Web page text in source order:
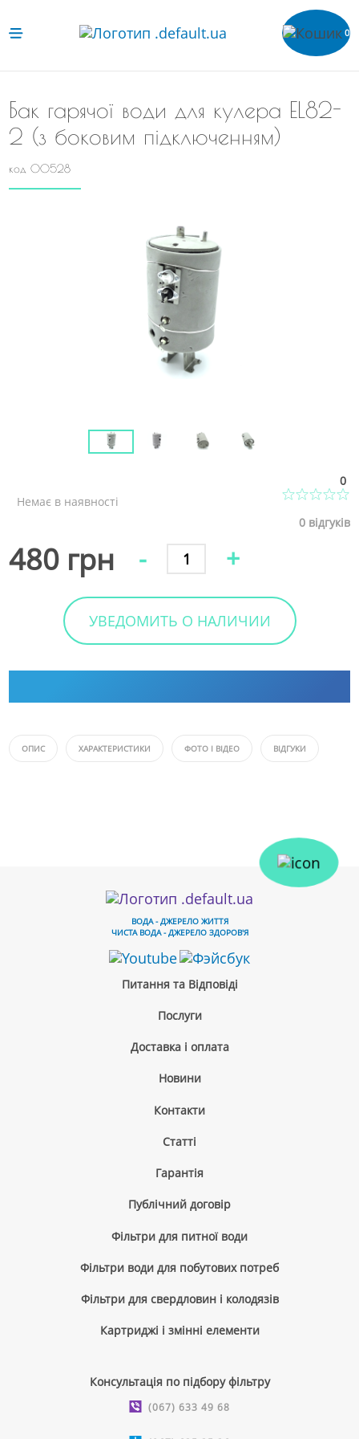
0
Бак гарячої води для кулера EL82-
2 (з боковим підключенням)
код 00528
Немає в наявності
0
0відгуків
480 грн - +
УВЕДОМИТЬ О НАЛИЧИИ
ОПИС ХАРАКТЕРИСТИКИ ФОТО І ВІДЕО ВІДГУКИ
ВОДА - ДЖЕРЕЛО ЖИТТЯ
ЧИСТА ВОДА - ДЖЕРЕЛО ЗДОРОВ'Я
Питання та Відповіді
Послуги
Доставка і оплата
Новини
Контакти
Cтатті
Гарантія
Публічний договір
Фільтри для питної води
Фільтри води для побутових потреб
Фільтри для свердловин і колодязів
Картриджі і змінні елементи
Консультація по підбору фільтру
(067) 633 49 68